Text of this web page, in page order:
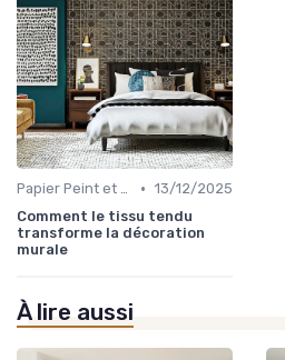
Papier Peint et Revêtements Muraux • 13/12/2025
Comment le tissu tendu
transforme la décoration
murale
À lire aussi